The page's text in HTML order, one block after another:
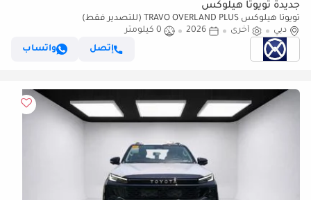
جديدة تويوتا هيلوكس
تويوتا هيلوكس TRAVO OVERLAND PLUS (للتصدير فقط)
دبي
أخرى 2026
0 كيلومتر
إتصل
واتساب